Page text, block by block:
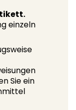
einzeln
Sie ein